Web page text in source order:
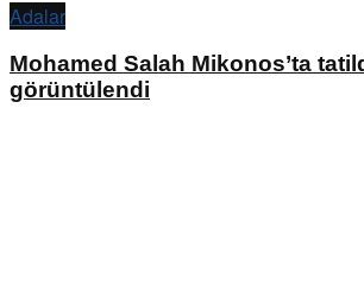
Adalar
Mohamed Salah Mikonos’ta
görüntülendi